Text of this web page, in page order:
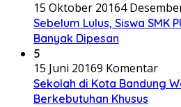
15 Oktober 20164
Sebelum Lulus, Siswa SMK
Banyak Dipesan
5
15 Juni 20169 Komentar
Sekolah di Kota Bandung
Berkebutuhan Khusus